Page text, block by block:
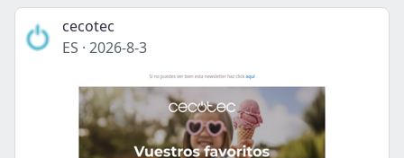
cecotec
ES · 2026-8-3